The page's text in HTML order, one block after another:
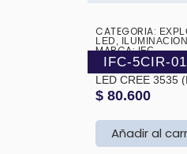
❮
IFC-5CIR-
CATEGORIA:
LED , ILUMINACION
MARCA:IFC
EXPLORADORA 5.75” 50W
LED CREE 3535 (H4
SOCKET) OJO (BLANCO Y
AMARILLO
$ 80.600
Añadir al